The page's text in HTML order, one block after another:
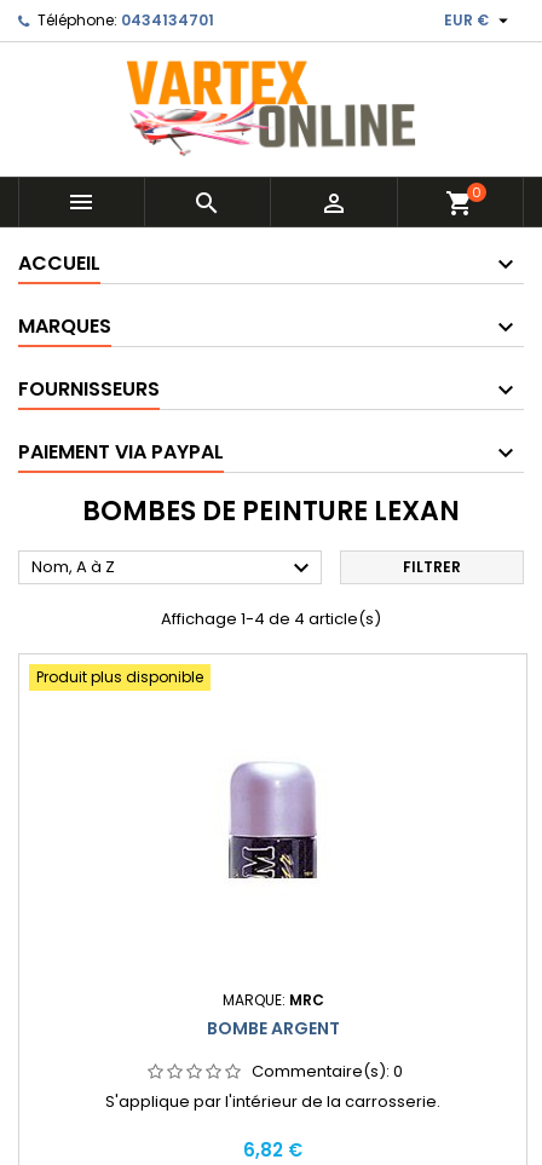
Téléphone: 0434134701 EUR € 
   shopping_cart0
ACCUEIL
MARQUES
FOURNISSEURS
PAIEMENT VIA PAYPAL
BOMBES DE PEINTURE LEXAN
Nom, A à Z  FILTRER
Affichage 1-4 de 4 article(s)
Produit plus disponible
MARQUE: MRC
BOMBE ARGENT
Commentaire(s): 0
S'applique par l'intérieur de la carrosserie.
Prix
6,82 €